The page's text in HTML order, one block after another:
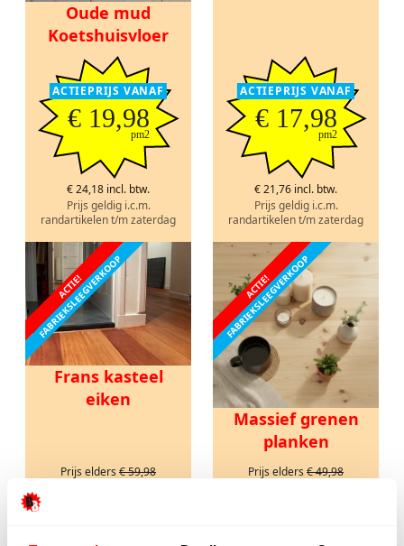
Oude mud
Koetshuisvloer
ACTIEPRIJS VANAF
€ 19,98
pm2
€ 24,18 incl. btw.
Prijs geldig i.c.m.
randartikelen t/m zaterdag
ACTIEPRIJS VANAF
€ 17,98
pm2
€ 21,76 incl. btw.
Prijs geldig i.c.m.
randartikelen t/m zaterdag
ACTIE!
FABRIEKSLEEGVERKOOP
Frans kasteel
eiken
Prijs elders€ 59,98
ACTIE!
FABRIEKSLEEGVERKOOP
Massief grenen
planken
Prijs elders€ 49,98